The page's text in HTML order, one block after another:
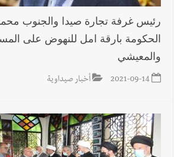
يُحذّر من الفراغ !
أخبار لبنان ليلة سقوط رياض سلامة... هل
في ثانوية السفير : تعلّمت منكم حب الوطن
والجنوب هو عزة وكرامة لبنان
رئيس غرفة تجارة صيدا والجنوب
الحكومة بارقة امل للنهوض على
والمعيشي
2021-09-14 أخبار صيداوية